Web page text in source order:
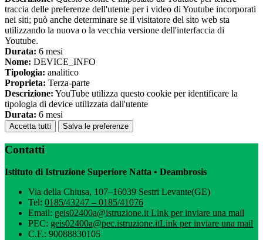
traccia delle preferenze dell'utente per i video di Youtube incorporati
nei siti; può anche determinare se il visitatore del sito web sta
utilizzando la nuova o la vecchia versione dell'interfaccia di
Youtube.
Durata: 6 mesi
Nome: DEVICE_INFO
Tipologia: analitico
Proprieta: Terza-parte
Descrizione: YouTube utilizza questo cookie per identificare la
tipologia di device utilizzata dall'utente
Durata: 6 mesi
Accetta tutti Salva le preferenze
Contatti
Istituto di Istruzione Superiore Natta • Deambrosis
Via della Chiusa, 107–16039 Sestri Levante(GE)
Tel: 0185/43247 – 0185/41076
Email: geis02400a@istruzione.itLink per inviare una mail
PEC: geis02400a@pec.istruzione.itLink per inviare una mail
C.F.: 90088830105